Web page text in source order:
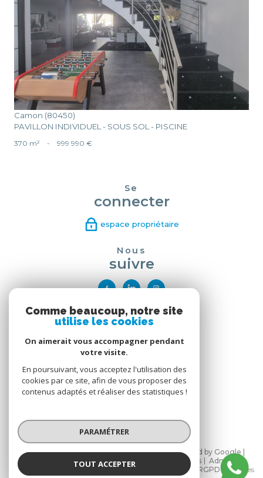
voir le bien
Camon (80450)
PAVILLON INDIVIDUEL - SOUS SOL - PISCINE
370 m² - 999 990 €
Se
connecter
espace propriétaire
Nous
suivre
Nous
adhérons
© 2026 | Tous droits réservés | Traduction powered by Google |
Nos honoraires
Plan du site Mentions légales
Admin
Partenaires
Politique de confidentialité Politique RGPD Cookies
Comme beaucoup, notre site
utilise les cookies
On aimerait vous accompagner pendant
votre visite.
En poursuivant, vous acceptez l'utilisation des
cookies par ce site, afin de vous proposer des
contenus adaptés et réaliser des statistiques !
PARAMÉTRER
TOUT ACCEPTER